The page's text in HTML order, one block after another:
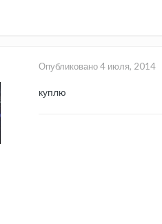
Опубликовано4 июля, 2014
куплю